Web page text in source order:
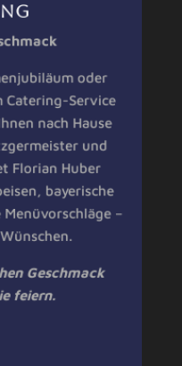
oder
Catering-Service
nach Hause
und
Florian Huber
bayerische
–
Geschmack
feiern.